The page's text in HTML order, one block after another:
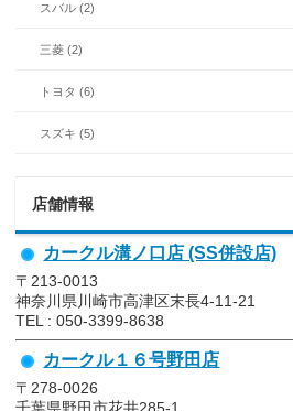
スバル (2)
三菱 (2)
トヨタ (6)
スズキ (5)
店舗情報
カークル溝ノ口店 (SS併設店)
〒213-0013
神奈川県川崎市高津区末長4-11-21
TEL : 050-3399-8638
カークル１６号野田店
〒278-0026